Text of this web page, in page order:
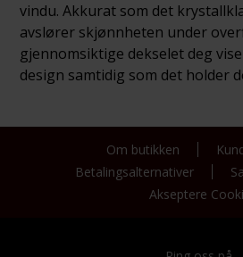
vindu. Akkurat som det
avslører skjønnheten under
gjennomsiktige dekselet deg
design samtidig som det holder
Om butikken
Betalingsalternativer
Akseptere